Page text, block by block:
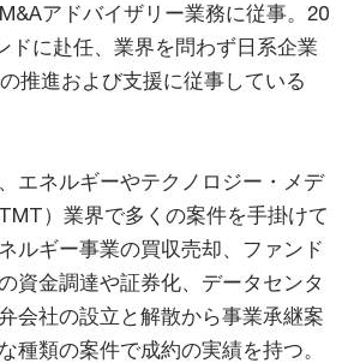
アドバイザリー業務に従事。20
ドに赴任、業界を問わず日系企業
推進および支援に従事している
エネルギーやテクノロジー・メデ
）業界で多くの案件を手掛けて
ルギー事業の買収売却、ファンド
資金調達や証券化、データセンタ
会社の設立と解散から事業承継案
種類の案件で成約の実績を持つ。